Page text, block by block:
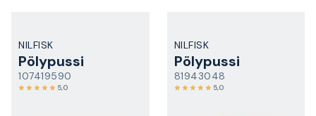
NILFISK
Pölypussi
107419590
5,0
NILFISK
Pölypussi
81943048
5,0